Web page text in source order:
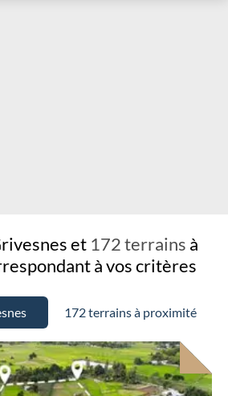
et 172 terrains à
à vos critères
172 terrains à proximité